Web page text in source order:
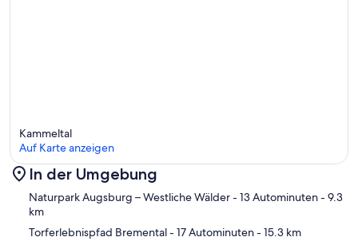
Karte
Kammeltal
Auf Karte anzeigen
In der Umgebung
Naturpark Augsburg – Westliche Wälder- 13 Autominuten- 9.3
km
Torferlebnispfad Bremental- 17 Autominuten- 15.3 km